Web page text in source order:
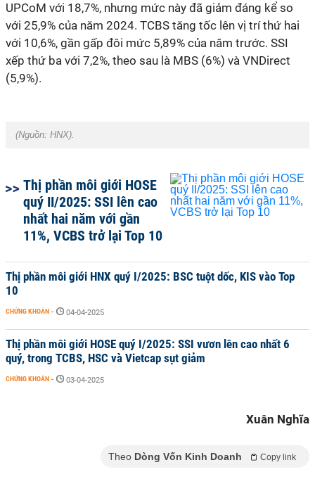
UPCoM với 18,7%, nhưng mức này đã giảm đáng kể so
với 25,9% của năm 2024. TCBS tăng tốc lên vị trí thứ hai
với 10,6%, gần gấp đôi mức 5,89% của năm trước. SSI
xếp thứ ba với 7,2%, theo sau là MBS (6%) và VNDirect
(5,9%).
(Nguồn: HNX).
Thị phần môi giới HOSE
quý II/2025: SSI lên cao
nhất hai năm với gần
11%, VCBS trở lại Top 10
Thị phần môi giới HNX quý I/2025: BSC tuột dốc, KIS vào Top
10
CHỨNG KHOÁN - 04-04-2025
Thị phần môi giới HOSE quý I/2025: SSI vươn lên cao nhất 6
quý, trong TCBS, HSC và Vietcap sụt giảm
CHỨNG KHOÁN - 03-04-2025
Xuân Nghĩa
Theo Dòng Vốn Kinh Doanh Copy link